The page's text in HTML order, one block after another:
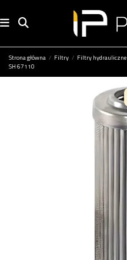
Strona główna Filtry Filtry hydrauliczne
SH 67110